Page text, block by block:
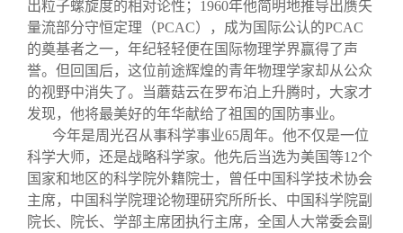
校友视界
校友服务
终身学习
信息化服务
三创大赛
校友总会
总会简介
会长致辞
关闭
出粒子螺旋度的相对论性；1960年他简明地推导出赝矢
量流部分守恒定理（PCAC），成为国际公认的PCAC
的奠基者之一，年纪轻轻便在国际物理学界赢得了声
誉。但回国后，这位前途辉煌的青年物理学家却从公众
的视野中消失了。当蘑菇云在罗布泊上升腾时，大家才
发现，他将最美好的年华献给了祖国的国防事业。
今年是周光召从事科学事业65周年。他不仅是一位
科学大师，还是战略科学家。他先后当选为美国等12个
国家和地区的科学院外籍院士，曾任中国科学技术协会
主席，中国科学院理论物理研究所所长、中国科学院副
院长、院长、学部主席团执行主席，全国人大常委会副